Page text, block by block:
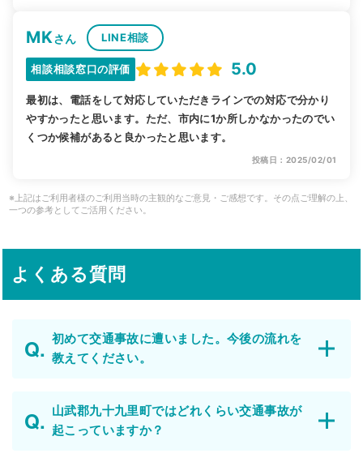
MKさん LINE相談
相談相談窓口の評価 5.0
最初は、電話をして対応していただきラインでの対応で分かり
やすかったと思います。ただ、市内に1か所しかなかったのでい
くつか候補があると良かったと思います。
投稿日：2025/02/01
※上記はご利用者様のご利用当時の主観的なご意見・ご感想です。その点ご理解の上、
一つの参考としてご活用ください。
よくある質問
初めて交通事故に遭いました。今後の流れを
教えてください。
山武郡九十九里町ではどれくらい交通事故が
起こっていますか？